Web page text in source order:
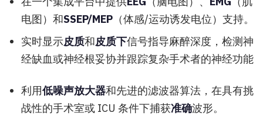
电图）和SSEP/MEP （体感/运动诱发电位）支持。
实时显示皮质和皮质下信号指导麻醉深度，检测神
经缺血或神经根妥协并跟踪复杂手术者的神经功能
利用低噪声放大器和先进的滤波器算法，在具有挑
战性的手术室或 ICU 条件下捕获准确波形。